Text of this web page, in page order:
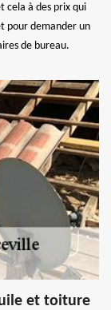
cela à des prix qui
pour demander un
de bureau.
et toiture